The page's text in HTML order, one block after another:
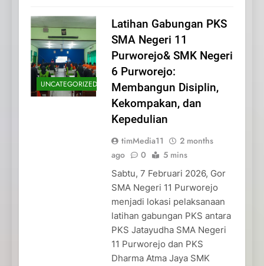
UNCATEGORIZED
Latihan Gabungan PKS
SMA Negeri 11
Purworejo& SMK Negeri
6 Purworejo:
Membangun Disiplin,
Kekompakan, dan
Kepedulian
timMedia11
2 months
ago
0 5 mins
Sabtu, 7 Februari 2026, Gor
SMA Negeri 11 Purworejo
menjadi lokasi pelaksanaan
latihan gabungan PKS antara
PKS Jatayudha SMA Negeri
11 Purworejo dan PKS
Dharma Atma Jaya SMK